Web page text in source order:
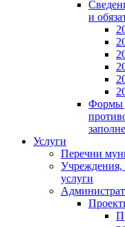
и
Формы
Услуги
Перечни
услуги